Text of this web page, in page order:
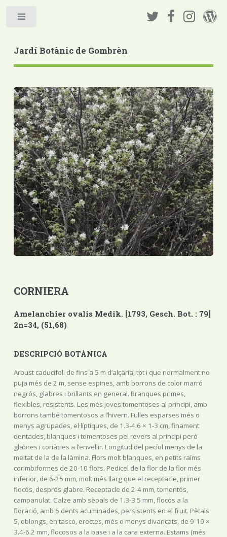
Jardí Botànic de Gombrèn
CORNIERA
Amelanchier ovalis Medik. [1793, Gesch. Bot. : 79]
2n=34, (51,68)
DESCRIPCIÓ BOTÀNICA
Arbust caducifoli de fins a 5 m d’alçària, tot i que normalment no
puja més de 2 m, sense espines, amb borrons de color marró
negrós, glabres i brillants en general. Branques primes,
flexibles, resistents. Les més joves tomentoses al principi, amb
borrons també tomentosos a l’hivern. Fulles esparses més o
menys agrupades, el·líptiques, de 1.3-4.6 × 1-3 cm, finament
dentades, blanques i tomentoses pel revers al principi però
glabres i coriàcies a l’envellir. Longitud del pecíol menys de la
meitat de la de la làmina. Flors molt blanques, en petits raïms
corimbiformes de 20-10 flors. Pedicel de la flor de la flor més
inferior, de 6-25 mm, molt més llarg que el receptacle, primer
flocós, després glabre. Receptacle de 2-4 mm, tomentós,
campanulat. Calze amb sèpals de 1.3-3.5 mm, flocós a la
floració, amb 5 dents acuminades, persistents en el fruit. Pètals
5, oblongs, en tascó, erectes, més o menys divaricats, de 9-19 ×
3.4-6.2 mm, flocosos a la base i a la cara externa. Estams (més